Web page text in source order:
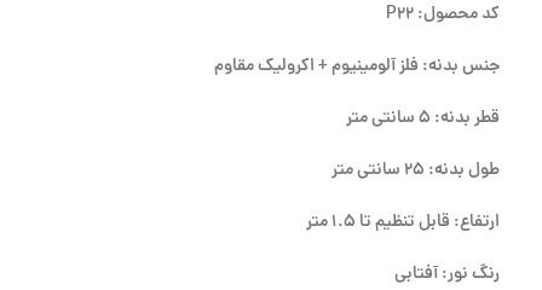
کد محصول: P22
جنس بدنه: فلز آلومینیوم + اکرولیک مقاوم
قطر بدنه: 5 سانتی متر
طول بدنه: 25 سانتی متر
ارتفاع: قابل تنظیم تا 1.5 متر
رنگ نور: آفتابی